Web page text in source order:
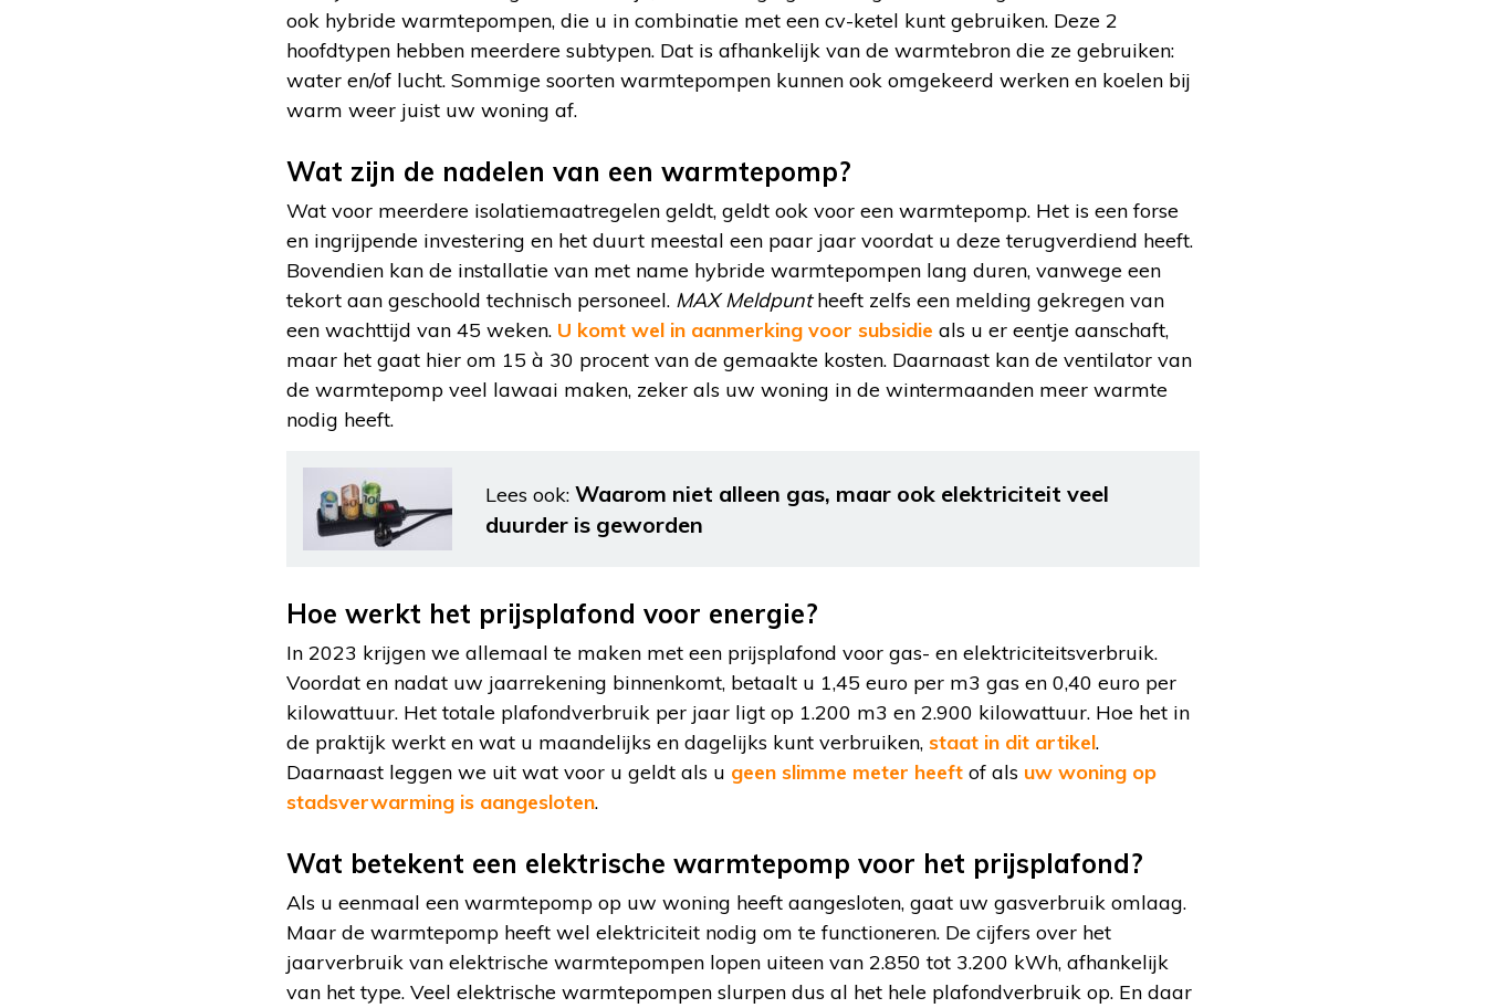
ook hybride warmtepompen, die u in combinatie met een cv-ketel kunt gebruiken. Deze 2
hoofdtypen hebben meerdere subtypen. Dat is afhankelijk van de warmtebron die ze gebruiken:
water en/of lucht. Sommige soorten warmtepompen kunnen ook omgekeerd werken en koelen bij
warm weer juist uw woning af.
Wat zijn de nadelen van een warmtepomp?
Wat voor meerdere isolatiemaatregelen geldt, geldt ook voor een warmtepomp. Het is een forse
en ingrijpende investering en het duurt meestal een paar jaar voordat u deze terugverdiend heeft.
Bovendien kan de installatie van met name hybride warmtepompen lang duren, vanwege een
tekort aan geschoold technisch personeel. MAX Meldpuntheeft zelfs een melding gekregen van
een wachttijd van 45 weken. U komt wel in aanmerking voor subsidie als u er eentje aanschaft,
maar het gaat hier om 15 à 30 procent van de gemaakte kosten. Daarnaast kan de ventilator van
de warmtepomp veel lawaai maken, zeker als uw woning in de wintermaanden meer warmte
nodig heeft.
Lees ook: Waarom niet alleen gas, maar ook elektriciteit veel
duurder is geworden
Hoe werkt het prijsplafond voor energie?
In 2023 krijgen we allemaal te maken met een prijsplafond voor gas- en elektriciteitsverbruik.
Voordat en nadat uw jaarrekening binnenkomt, betaalt u 1,45 euro per m3 gas en 0,40 euro per
kilowattuur. Het totale plafondverbruik per jaar ligt op 1.200 m3 en 2.900 kilowattuur. Hoe het in
de praktijk werkt en wat u maandelijks en dagelijks kunt verbruiken, staat in dit artikel.
Daarnaast leggen we uit wat voor u geldt als u geen slimme meter heeft of als uw woning op
stadsverwarming is aangesloten.
Wat betekent een elektrische warmtepomp voor het prijsplafond?
Als u eenmaal een warmtepomp op uw woning heeft aangesloten, gaat uw gasverbruik omlaag.
Maar de warmtepomp heeft wel elektriciteit nodig om te functioneren. De cijfers over het
jaarverbruik van elektrische warmtepompen lopen uiteen van 2.850 tot 3.200 kWh, afhankelijk
van het type. Veel elektrische warmtepompen slurpen dus al het hele plafondverbruik op. En daar